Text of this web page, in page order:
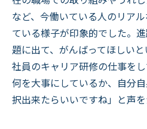
など、今働いている人のリア
ている様子が印象的でした。
題に出て、がんばってほしい
社員のキャリア研修の仕事を
何を大事にしているか、自分
択出来たらいいですね」と声を